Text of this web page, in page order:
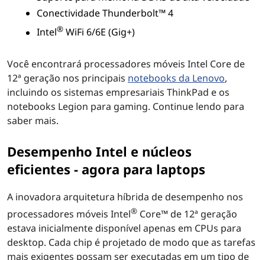
Conectividade Thunderbolt™ 4
Intel® WiFi 6/6E (Gig+)
Você encontrará processadores móveis Intel Core de
12ª geração nos principais notebooks da Lenovo,
incluindo os sistemas empresariais ThinkPad e os
notebooks Legion para gaming. Continue lendo para
saber mais.
Desempenho Intel e núcleos
eficientes - agora para laptops
A inovadora arquitetura híbrida de desempenho nos
processadores móveis Intel® Core™ de 12ª geração
estava inicialmente disponível apenas em CPUs para
desktop. Cada chip é projetado de modo que as tarefas
mais exigentes possam ser executadas em um tipo de